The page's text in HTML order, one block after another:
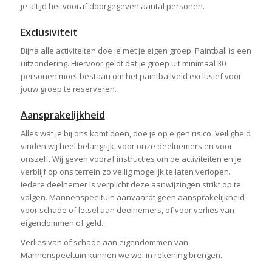
je altijd het vooraf doorgegeven aantal personen.
Exclusiviteit
Bijna alle activiteiten doe je met je eigen groep. Paintball is een
uitzondering. Hiervoor geldt dat je groep uit minimaal 30
personen moet bestaan om het paintballveld exclusief voor
jouw groep te reserveren.
Aansprakelijkheid
Alles wat je bij ons komt doen, doe je op eigen risico. Veiligheid
vinden wij heel belangrijk, voor onze deelnemers en voor
onszelf. Wij geven vooraf instructies om de activiteiten en je
verblijf op ons terrein zo veilig mogelijk te laten verlopen.
Iedere deelnemer is verplicht deze aanwijzingen strikt op te
volgen. Mannenspeeltuin aanvaardt geen aansprakelijkheid
voor schade of letsel aan deelnemers, of voor verlies van
eigendommen of geld.
Verlies van of schade aan eigendommen van
Mannenspeeltuin kunnen we wel in rekening brengen.